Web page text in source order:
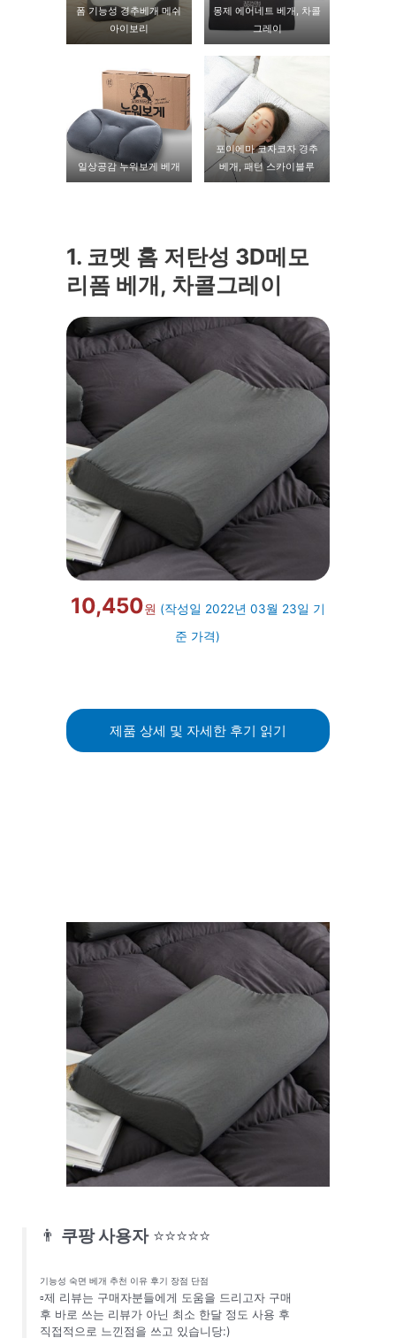
폼 기능성 경추베개 메쉬
아이보리
몽제 에어네트 베개, 차콜
그레이
일상공감 누워보게 베개
포이에마 코자코자 경추
베개, 패턴 스카이블루
1. 코멧 홈 저탄성 3D메모
리폼 베개, 차콜그레이
10,450원 (작성일 2022년 03월 23일 기
준 가격)
제품 상세 및 자세한 후기 읽기
👨 쿠팡 사용자 ⭐⭐⭐⭐⭐
기능성 숙면 베개 추천 이유 후기 장점 단점
▫️제 리뷰는 구매자분들에게 도움을 드리고자 구매
후 바로 쓰는 리뷰가 아닌 최소 한달 정도 사용 후
직접적으로 느낀점을 쓰고 있습니당:)